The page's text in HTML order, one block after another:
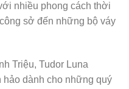
nhiều phong cách thời
sở đến những bộ váy
Triệu, Tudor Luna
hảo dành cho những quý